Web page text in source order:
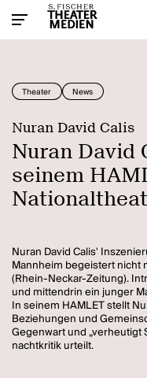
Theater News
Nuran David Calis
Nuran David
seinem
Nuran David Calis'
Mannheim begeistert nicht
(Rhein-Neckar-Zeitung).
und mittendrin ein junger
In seinem HAMLET stellt
Beziehungen und
Gegenwart und „verheutigt
nachtkritik urteilt.